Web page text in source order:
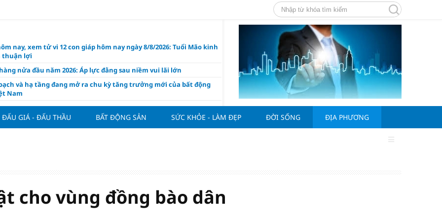
nay, xem tử vi 12 con giáp hôm nay ngày 8/8/2026: Tuổi Mão kinh
thuận lợi
nửa đầu năm 2026: Áp lực đằng sau niềm vui lãi lớn
và hạ tầng đang mở ra chu kỳ tăng trưởng mới của bất động
Nam
giảm 30% thuế cho hộ, cá nhân kinh doanh, doanh nghiệp thu
tỷ đồng
hôm nay 7/8: Thị trường lặng sóng
vụ Rodri mở đường cho Man Utd sở hữu tiền vệ báu vật của
thức đối với tham vọng công nghệ của Đông Nam Á
ĐẤU GIÁ - ĐẤU THẦU BẤT ĐỘNG SẢN SỨC KHỎE - LÀM ĐẸP ĐỜI SỐNG ĐỊA PHƯƠNG
cho vùng đồng bào dân